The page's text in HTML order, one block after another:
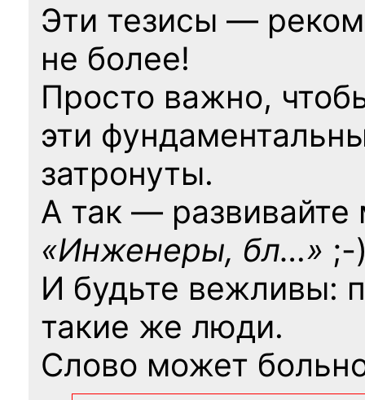
Эти тезисы —
не более!
Просто важно,
эти
затронуты.
А так — развивайте
«Инженеры, бл…» ;-
И будьте вежливы:
такие же люди.
Слово может